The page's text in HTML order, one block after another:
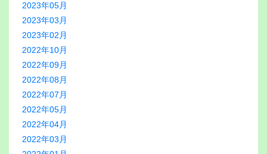
2023年05月
2023年03月
2023年02月
2022年10月
2022年09月
2022年08月
2022年07月
2022年05月
2022年04月
2022年03月